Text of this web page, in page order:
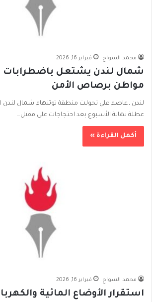
محمد السواح فبراير 16, 2026
شمال لندن يشتعل باضطرابات
مواطن برصاص الأمن
لندن ـ عاصم علي تحولت منطقة توتنهام شمال لندن
عطلة نهاية الأسبوع بعد احتجاجات على مقتل…
أكمل القراءة »
محمد السواح فبراير 16, 2026
استقرار الأوضاع المائية